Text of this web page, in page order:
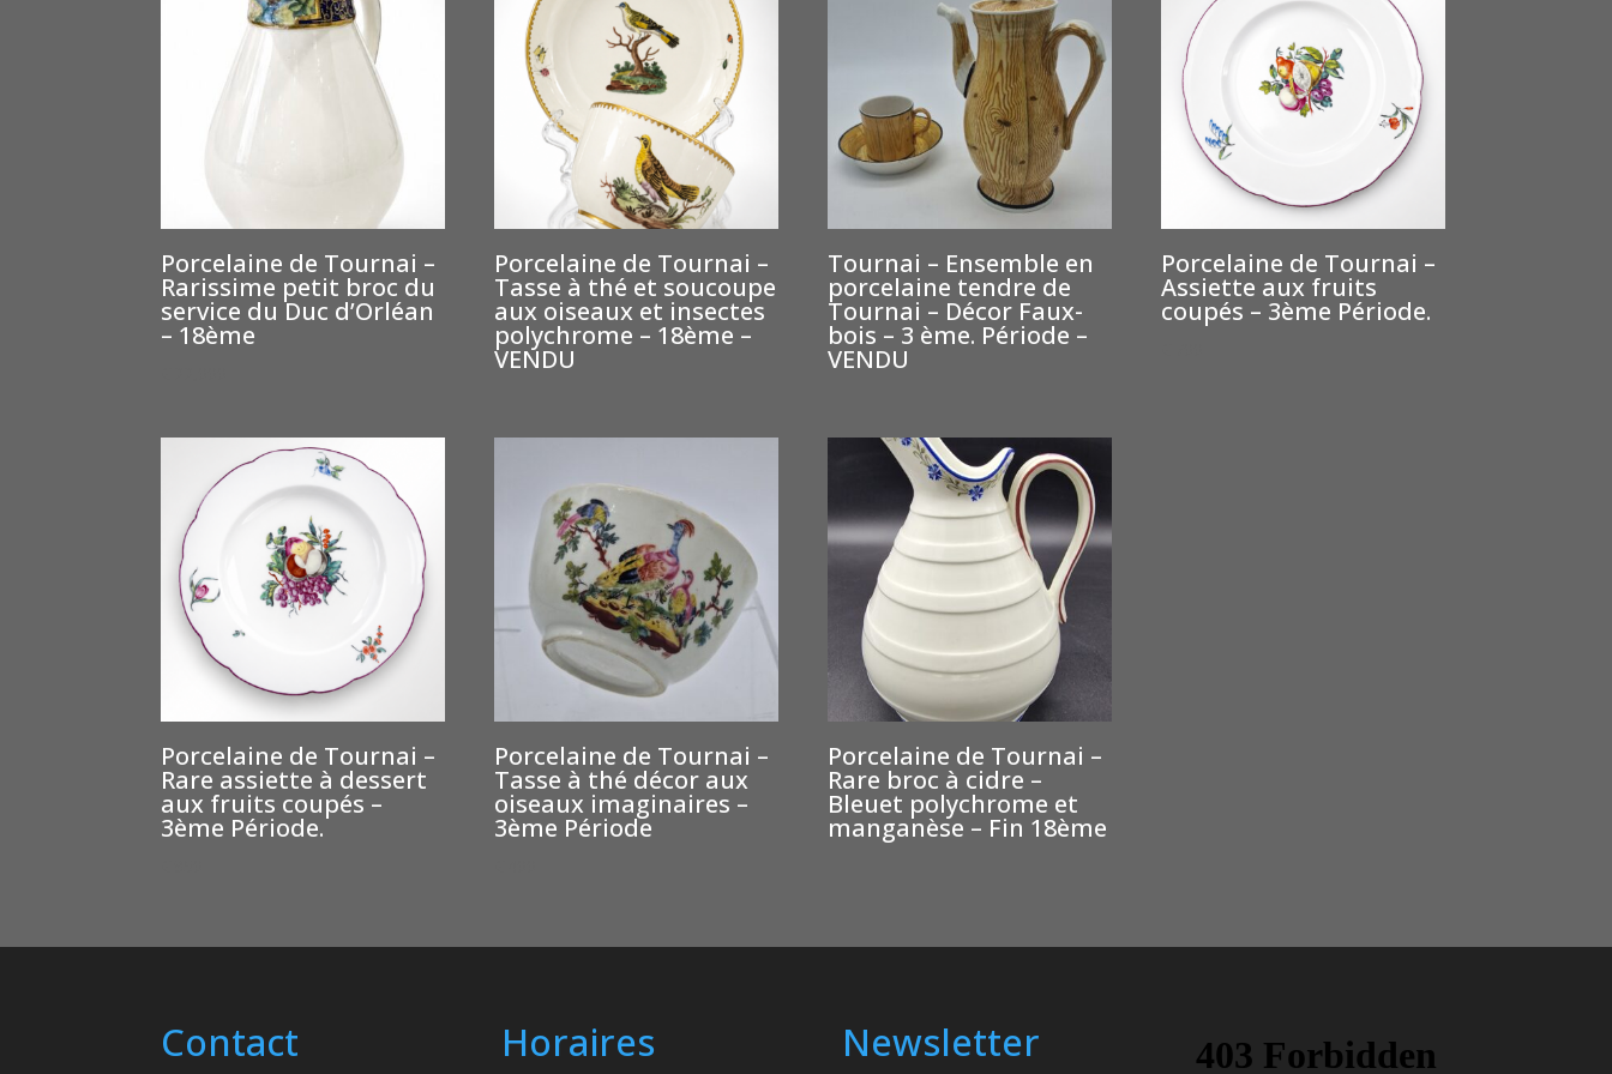
au
plus
Porcelaine de Tournai –
Rarissime petit broc du
service du Duc d’Orléan
– 18ème
Porcelaine de Tournai –
Tasse à thé et soucoupe
aux oiseaux et insectes
polychrome – 18ème –
VENDU
Tournai – Ensemble en
porcelaine tendre de
Tournai – Décor Faux-
bois – 3 ème. Période –
VENDU
Porcelaine de Tournai –
Assiette aux fruits
coupés – 3ème Période.
Porcelaine de Tournai –
Rare assiette à dessert
aux fruits coupés –
3ème Période.
Porcelaine de Tournai –
Tasse à thé décor aux
oiseaux imaginaires –
3ème Période
Porcelaine de Tournai –
Rare broc à cidre –
Bleuet polychrome et
manganèse – Fin 18ème
Contact Horaires Newsletter